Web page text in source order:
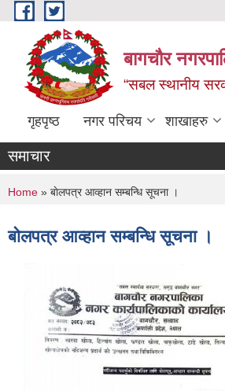
Skip to main content
बागचौर
“सबल स्थानीय
गृहपृष्ठ नगर परिचय शाखाहरु
समाचार
You are here
Home » बाेलपत्र आव्हान सम्बन्धि सूचना ।
बाेलपत्र आव्हान सम्बन्धि सूचना ।